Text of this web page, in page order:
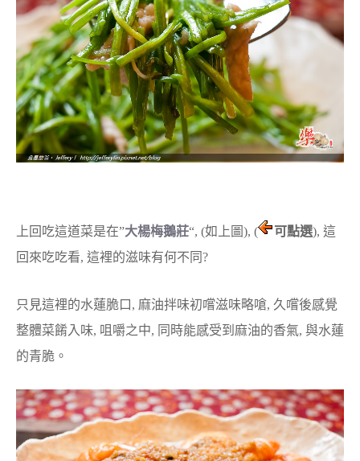
上回吃這道菜是在”大楊梅鵝莊“, (如上圖), ( 可點選), 這
回來吃吃看, 這裡的滋味有何不同?
只見這裡的水蓮脆口, 麻油拌味初嚐滋味略嗆, 久嚐後感覺
整體菜餚入味, 咀嚼之中, 同時能感受到麻油的香氣, 與水蓮
的青脆。